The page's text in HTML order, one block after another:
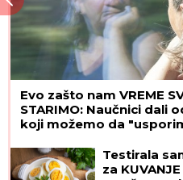
Evo zašto nam VREME
STARIMO: Naučnici dali
koji možemo da
Testirala
za